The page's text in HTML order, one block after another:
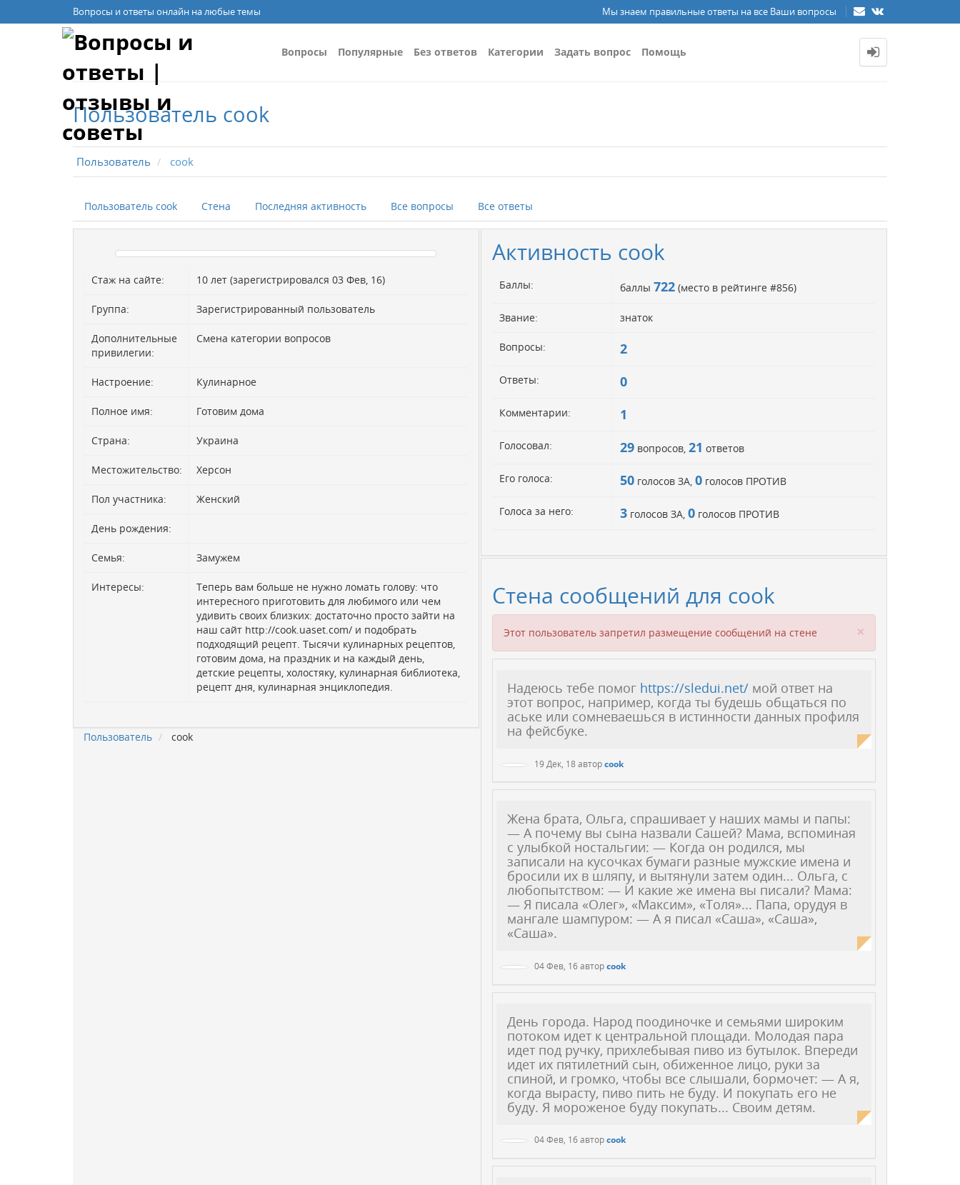
Вопросы и ответы онлайн на любые темы Мы знаем правильные ответы на все Ваши вопросы
Вопросы Популярные Без ответов Категории Задать вопрос Помощь
Пользователь cook
Пользователь cook
Пользователь cook Стена Последняя активность Все вопросы Все ответы
Стаж на сайте: 10 лет (зарегистрировался 03 Фев, 16)
Группа: Зарегистрированный пользователь
Дополнительные
привилегии:
Смена категории вопросов
Настроение: Кулинарное
Полное имя: Готовим дома
Страна: Украина
Местожительство: Херсон
Пол участника: Женский
День рождения:
Семья: Замужем
Интересы:
Теперь вам больше не нужно ломать голову: что
интересного приготовить для любимого или чем
удивить своих близких: достаточно просто зайти на
наш сайт http://cook.uaset.com/ и подобрать
подходящий рецепт. Тысячи кулинарных рецептов,
готовим дома, на праздник и на каждый день,
детские рецепты, холостяку, кулинарная библиотека,
рецепт дня, кулинарная энциклопедия.
Активность cook
Баллы: баллы722 (место в рейтинге #856)
Звание: знаток
Вопросы: 2
Ответы: 0
Комментарии: 1
Голосовал: 29 вопросов,21 ответов
Его голоса: 50 голосов ЗА,0 голосов ПРОТИВ
Голоса за него: 3 голосов ЗА,0 голосов ПРОТИВ
Стена сообщений для cook
Этот пользователь запретил размещение сообщений на стене ×
Надеюсь тебе помог https://sledui.net/ мой ответ на
этот вопрос, например, когда ты будешь общаться по
аське или сомневаешься в истинности данных профиля
на фейсбуке.
19 Дек, 18авторcook
Жена брата, Ольга, спрашивает у наших мамы и папы:
— А почему вы сына назвали Сашей? Мама, вспоминая
с улыбкой ностальгии: — Когда он родился, мы
записали на кусочках бумаги разные мужские имена и
бросили их в шляпу, и вытянули затем один... Ольга, с
любопытством: — И какие же имена вы писали? Мама:
— Я писала «Олег», «Максим», «Толя»... Папа, орудуя в
мангале шампуром: — А я писал «Саша», «Саша»,
«Саша».
04 Фев, 16авторcook
День города. Народ поодиночке и семьями широким
потоком идет к центральной площади. Молодая пара
идет под ручку, прихлебывая пиво из бутылок. Впереди
идет их пятилетний сын, обиженное лицо, руки за
спиной, и громко, чтобы все слышали, бормочет: — А я,
когда вырасту, пиво пить не буду. И покупать его не
буду. Я мороженое буду покупать... Своим детям.
04 Фев, 16авторcook
Пользователь cook